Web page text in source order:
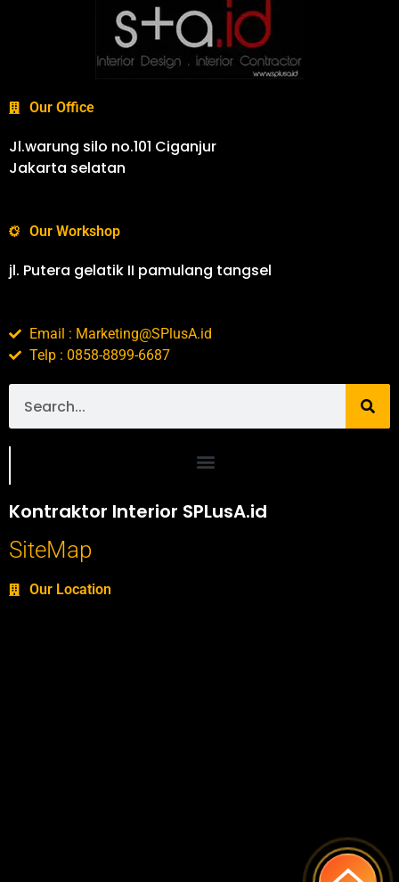
Our Office
Jl.warung silo no.101 Ciganjur
Jakarta selatan
Our Workshop
jl. Putera gelatik II pamulang tangsel
Email : Marketing@SPlusA.id
Telp : 0858-8899-6687
Kontraktor Interior SPLusA.id
SiteMap
Our Location